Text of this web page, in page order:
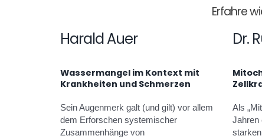
Erfahre
Harald Auer
Wassermangel im Kontext mit
Krankheiten und Schmerzen
Sein Augenmerk galt (und gilt) vor allem
dem Erforschen systemischer
Zusammenhänge von
Dr.
Als
Jahren